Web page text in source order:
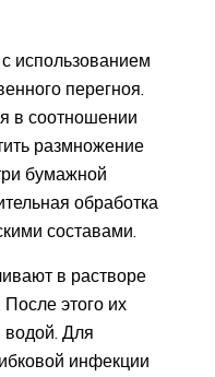
использованием
перегноя.
в соотношении
размножение
бумажной
обработка
составами.
в растворе
этого их
Для
инфекции